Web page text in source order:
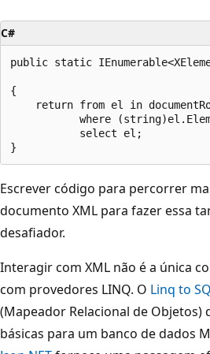
C#
public static
{
return from el in
where
           select el;
Escrever código para percorrer
documento XML para fazer essa
desafiador.
Interagir com XML não é a única
com provedores LINQ. O Linq to
(Mapeador Relacional de Objetos)
básicas para um banco de dados